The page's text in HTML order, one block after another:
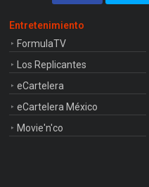
Entretenimiento
FormulaTV
Los Replicantes
eCartelera
eCartelera México
Movie'n'co